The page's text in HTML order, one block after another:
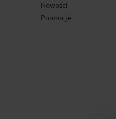
Nowości
Promocje